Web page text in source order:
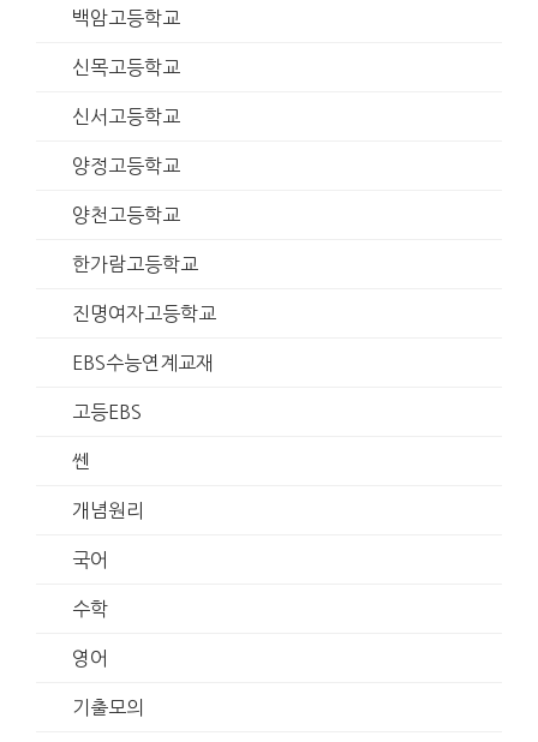
백암고등학교
신목고등학교
신서고등학교
양정고등학교
양천고등학교
한가람고등학교
진명여자고등학교
EBS수능연계교재
고등EBS
쎈
개념원리
국어
수학
영어
기출모의